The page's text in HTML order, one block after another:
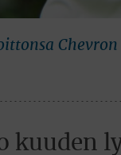
Chevron
kuuden